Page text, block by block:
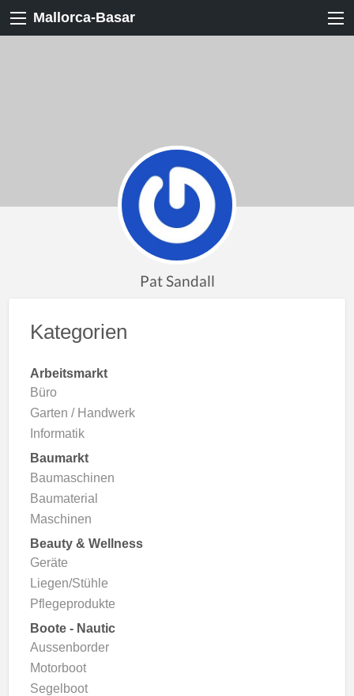
Mallorca-Basar
Pat Sandall
Kategorien
Arbeitsmarkt
Büro
Garten / Handwerk
Informatik
Baumarkt
Baumaschinen
Baumaterial
Maschinen
Beauty & Wellness
Geräte
Liegen/Stühle
Pflegeprodukte
Boote - Nautic
Aussenborder
Motorboot
Segelboot